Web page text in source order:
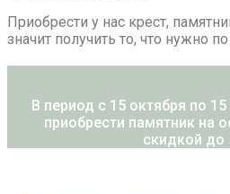
Приобрести у нас крест,
значит получить то, что нужно
В период с 15 октября по
приобрести памятник на
скидкой до